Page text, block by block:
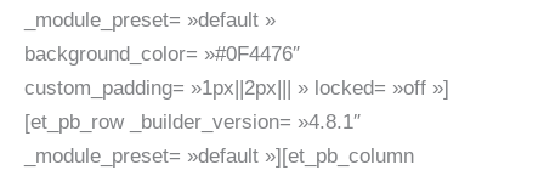
_module_preset= »default »
background_color= »#0F4476″
custom_padding= »1px||2px||| » locked= »off »]
[et_pb_row _builder_version= »4.8.1″
_module_preset= »default »][et_pb_column